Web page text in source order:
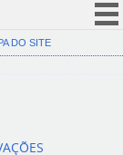
(COVID-19)
DO SITE